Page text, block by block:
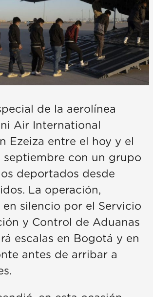
de la aerolínea
Air International
Ezeiza entre el hoy y el
septiembre con un grupo
deportados desde
La operación,
silencio por el Servicio
y Control de Aduanas
escalas en Bogotá y en
antes de arribar a